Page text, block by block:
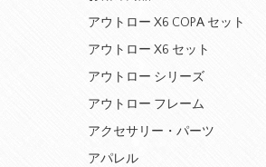
アウトロー X6 COPA セット
アウトロー X6 セット
アウトロー シリーズ
アウトロー フレーム
アクセサリー・パーツ
アパレル